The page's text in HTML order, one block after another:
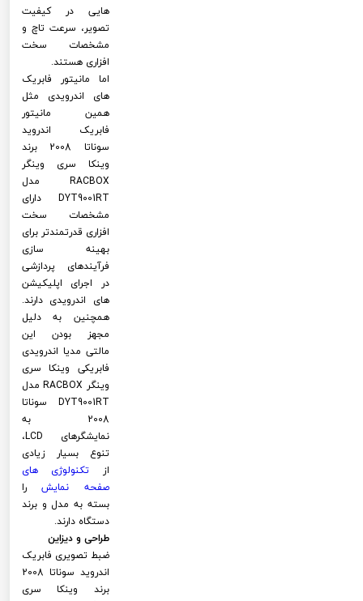
هایی در کیفیت
تصویر، سرعت تاچ و
مشخصات سخت
افزاری هستند.
اما مانیتور فابریک
های اندرویدی مثل
همین مانیتور
فابریک اندروید
سوناتا 2008 برند
وینکا سری وینگر
RACBOX مدل
DYT9001RT دارای
مشخصات سخت
افزاری قدرتمندتر برای
بهینه سازی
فرآیندهای پردازشی
در اجرای اپلیکیشن
های اندرویدی دارند.
همچنین به دلیل
مجهز بودن این
مالتی مدیا اندرویدی
فابریکی وینکا سری
وینگر RACBOX مدل
DYT9001RT سوناتا
2008 به
نمایشگرهای LCD،
تنوع بسیار زیادی
از تکنولوژی های
صفحه نمایشرا
بسته به مدل و برند
دستگاه دارند.
طراحی و دیزاین
ضبط تصویری فابریک
اندروید سوناتا 2008
برند وینکا سری